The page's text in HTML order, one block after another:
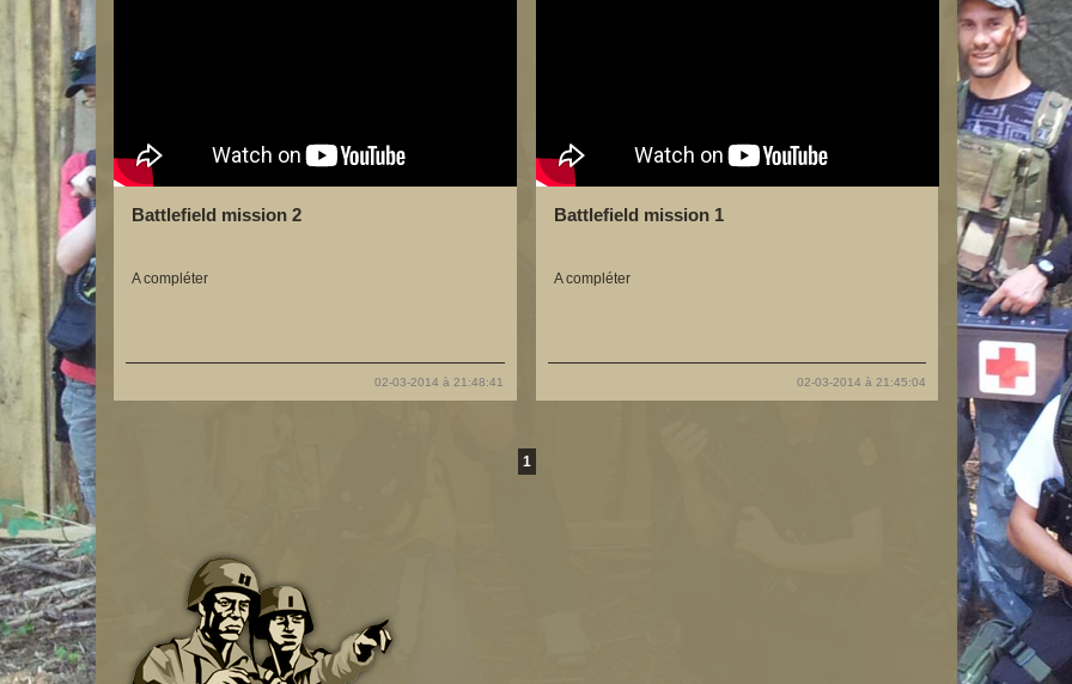
Battlefield mission 2
A compléter
02-03-2014 à 21:48:41
Battlefield mission 1
A compléter
02-03-2014 à 21:45:04
1